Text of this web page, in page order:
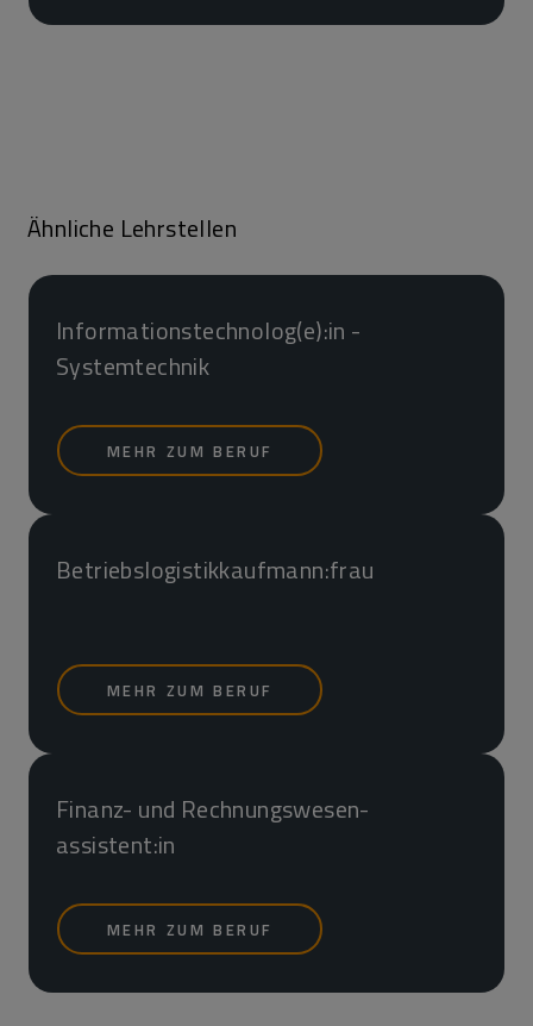
Ähnliche Lehrstellen
Informations­technolog(e):in -
Systemtechnik
MEHR ZUM BERUF
Betriebslogistik­kaufmann:frau
MEHR ZUM BERUF
Finanz- und Rechnungs­wesen­
assistent:in
MEHR ZUM BERUF